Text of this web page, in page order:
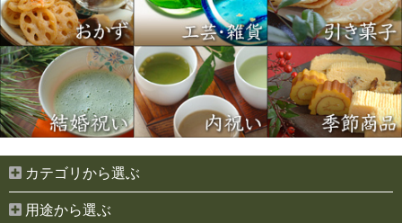
カテゴリから選ぶ
用途から選ぶ